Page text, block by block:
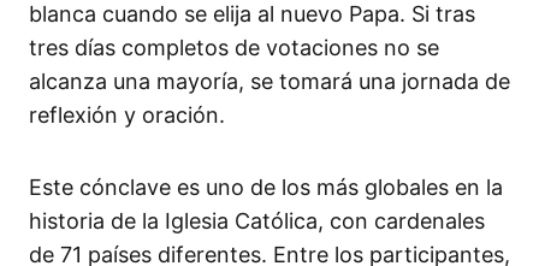
blanca cuando se elija al nuevo Papa. Si tras
tres días completos de votaciones no se
alcanza una mayoría, se tomará una jornada de
reflexión y oración.
Este cónclave es uno de los más globales en la
historia de la Iglesia Católica, con cardenales
de 71 países diferentes. Entre los participantes,